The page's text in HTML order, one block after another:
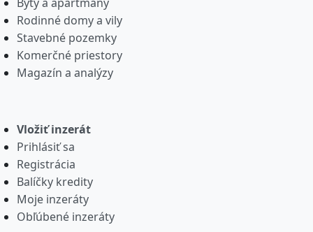
Rodinné domy a vily
Stavebné pozemky
Komerčné priestory
Magazín a analýzy
Vložiť inzerát
Prihlásiť sa
Registrácia
Balíčky kredity
Moje inzeráty
Obľúbené inzeráty